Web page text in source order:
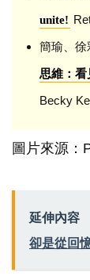
unite!
簡瑜、徐
思維：看
Becky
圖片來源：
延伸內容
卻是從回